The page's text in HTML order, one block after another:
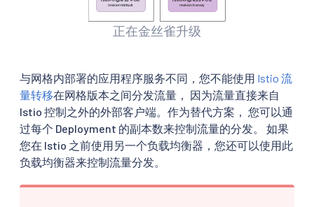
正在金丝雀升级
与网格内部署的应用程序服务不同，您不能使用 Istio 流
量转移在网格版本之间分发流量， 因为流量直接来自
Istio 控制之外的外部客户端。作为替代方案， 您可以通
过每个 Deployment 的副本数来控制流量的分发。 如果
您在 Istio 之前使用另一个负载均衡器，您还可以使用此
负载均衡器来控制流量分发。